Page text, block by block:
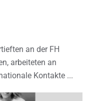
an der FH
arbeiteten an
Kontakte